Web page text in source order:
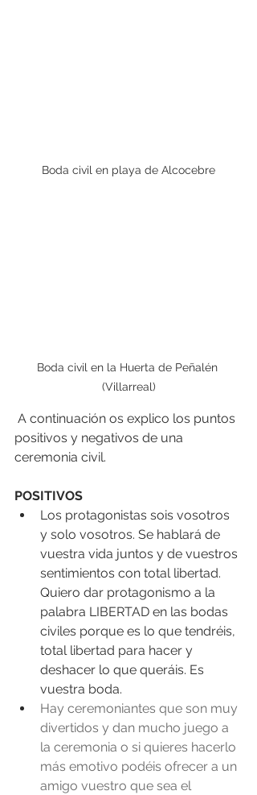
Boda civil en playa de Alcocebre
Boda civil en la Huerta de Peñalén
(Villarreal)
positivos y negativos de una
ceremonia civil.
POSITIVOS
Los protagonistas sois vosotros
y solo vosotros. Se hablará de
vuestra vida juntos y de vuestros
sentimientos con total libertad.
Quiero dar protagonismo a la
palabra LIBERTAD en las bodas
civiles porque es lo que tendréis,
total libertad para hacer y
deshacer lo que queráis. Es
vuestra boda.
Hay ceremoniantes que son muy
divertidos y dan mucho juego a
la ceremonia o si quieres hacerlo
más emotivo podéis ofrecer a un
amigo vuestro que sea el